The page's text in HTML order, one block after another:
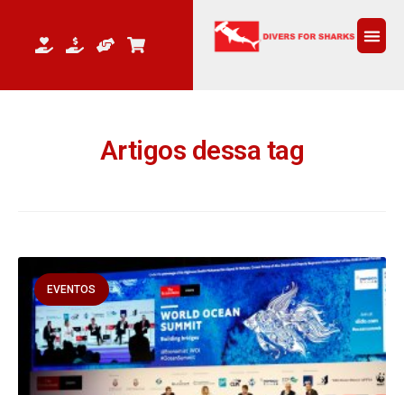
Artigos dessa tag
EVENTOS